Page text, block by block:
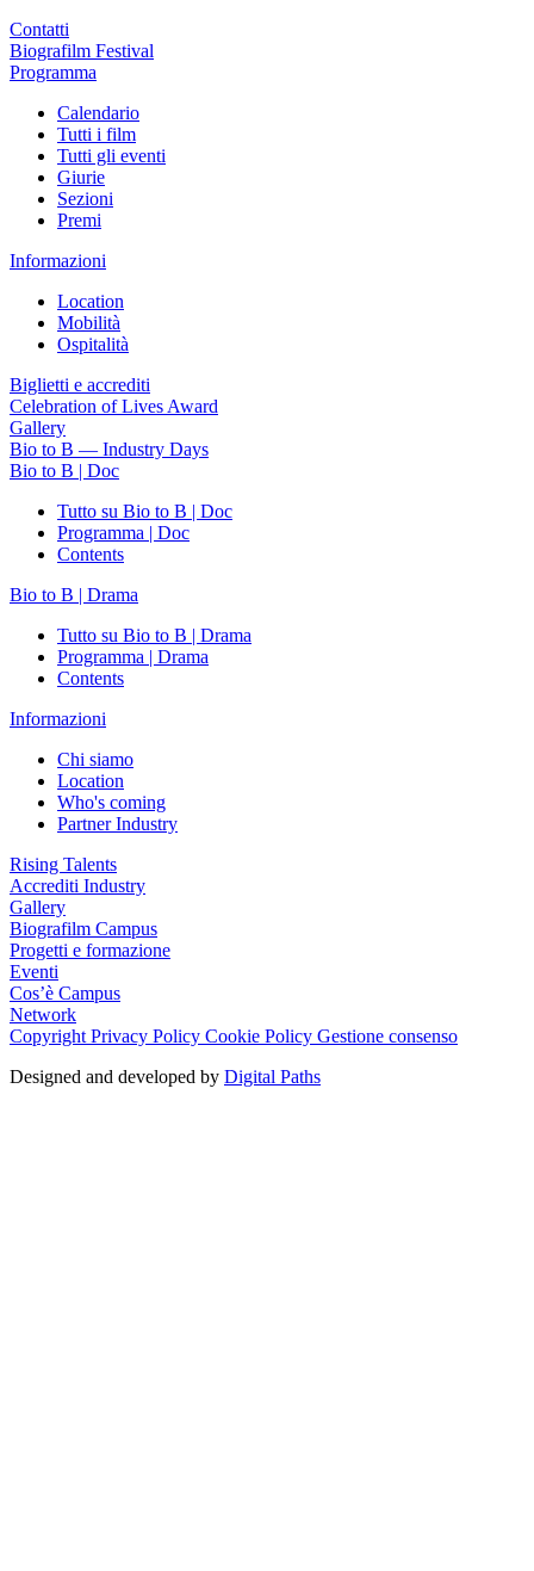
Contatti
Biografilm Festival
Programma
Calendario
Tutti i film
Tutti gli eventi
Giurie
Sezioni
Premi
Informazioni
Location
Mobilità
Ospitalità
Biglietti e accrediti
Celebration of Lives Award
Gallery
Bio to B — Industry Days
Bio to B | Doc
Tutto su Bio to B | Doc
Programma | Doc
Contents
Bio to B | Drama
Tutto su Bio to B | Drama
Programma | Drama
Contents
Informazioni
Chi siamo
Location
Who's coming
Partner Industry
Rising Talents
Accrediti Industry
Gallery
Biografilm Campus
Progetti e formazione
Eventi
Cos’è Campus
Network
Copyright Privacy Policy Cookie Policy Gestione consenso
Designed and developed by Digital Paths